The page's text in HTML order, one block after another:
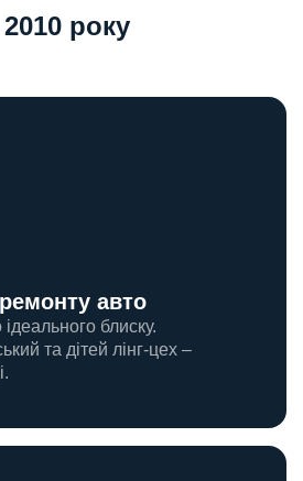
року
авто
ідеального блиску.
та дітей лінг-цех –